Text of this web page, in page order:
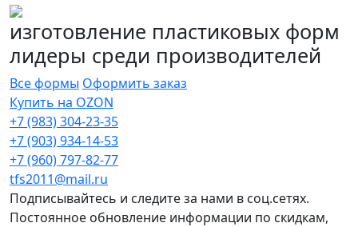
изготовление пластиковых форм
лидеры среди производителей
Все формы Оформить заказ
Купить на OZON
+7 (983) 304-23-35
+7 (903) 934-14-53
+7 (960) 797-82-77
tfs2011@mail.ru
Подписывайтесь и следите за нами в соц.сетях.
Постоянное обновление информации по скидкам,